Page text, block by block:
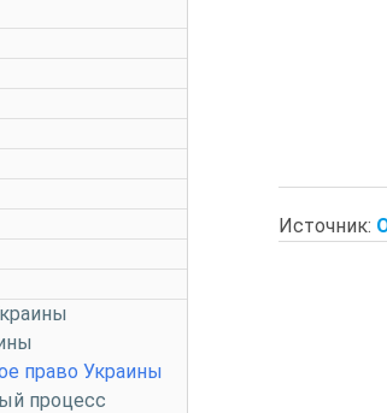
право Украины
процесс
Источник: